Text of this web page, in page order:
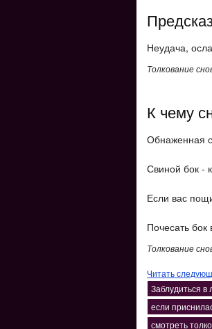
Неудача,
Толкование
К чему
Обнаженная
Свиной бок -
Если вас
Почесать бок
Толкование
Читать
Заблудиться в
если
смотреть